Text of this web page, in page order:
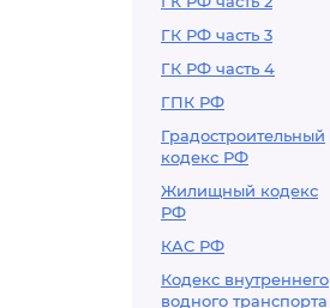
ГК РФ часть 3
ГК РФ часть 4
ГПК РФ
Градостроительный
кодекс РФ
Жилищный кодекс
РФ
КАС РФ
Кодекс внутреннего
водного транспорта